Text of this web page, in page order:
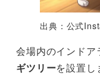
出典：公式
会場内のインド
ギツリーを設置し